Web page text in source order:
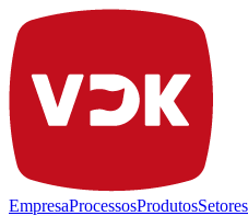
EmpresaProcessosProdutosSetores